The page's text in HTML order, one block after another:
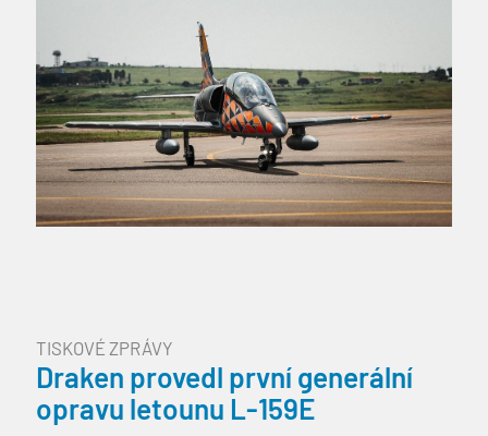
TISKOVÉ ZPRÁVY
Draken provedl první generální
opravu letounu L-159E